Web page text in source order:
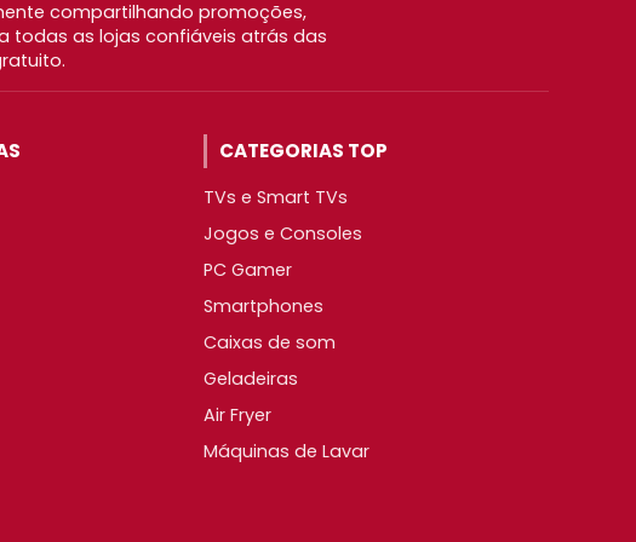
compartilhando promoções,
todas as lojas confiáveis atrás das
CATEGORIAS TOP
TVs e Smart TVs
Jogos e Consoles
PC Gamer
Smartphones
Caixas de som
Geladeiras
Air Fryer
Máquinas de Lavar